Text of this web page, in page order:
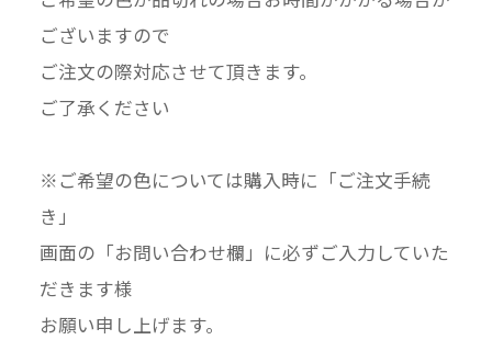
ございますので
ご注文の際対応させて頂きます。
ご了承ください
※ご希望の色については購入時に「ご注文手続
き」
画面の「お問い合わせ欄」に必ずご入力していた
だきます様
お願い申し上げます。